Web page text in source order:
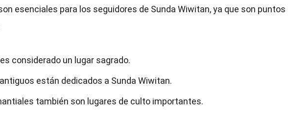
esenciales para los seguidores de Sunda Wiwitan, ya que son puntos
considerado un lugar sagrado.
están dedicados a Sunda Wiwitan.
también son lugares de culto importantes.